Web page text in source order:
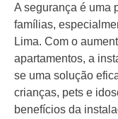
A segurança é uma
famílias,
Lima. Com o
apartamentos, a
se uma solução
crianças, pets e
benefícios da